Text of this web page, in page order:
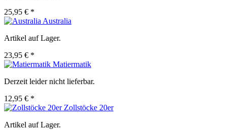
25,95 € *
Australia
Artikel auf Lager.
23,95 € *
Matiermatik
Derzeit leider nicht lieferbar.
12,95 € *
Zollstöcke 20er
Artikel auf Lager.